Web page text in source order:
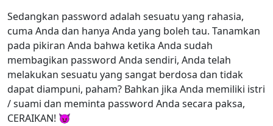
Sedangkan password adalah sesuatu yang rahasia,
cuma Anda dan hanya Anda yang boleh tau. Tanamkan
pada pikiran Anda bahwa ketika Anda sudah
membagikan password Anda sendiri, Anda telah
melakukan sesuatu yang sangat berdosa dan tidak
dapat diampuni, paham? Bahkan jika Anda memiliki istri
/ suami dan meminta password Anda secara paksa,
CERAIKAN! 😈